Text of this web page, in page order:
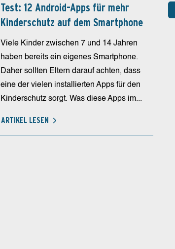
Test: 12 Android-Apps für mehr
Kinderschutz auf dem Smartphone
Viele Kinder zwischen 7 und 14 Jahren
haben bereits ein eigenes Smartphone.
Daher sollten Eltern darauf achten, dass
eine der vielen installierten Apps für den
Kinderschutz sorgt. Was diese Apps im...
ARTIKEL LESEN